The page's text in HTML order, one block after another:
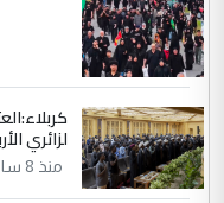
لزائري
منذ 8 ساعة